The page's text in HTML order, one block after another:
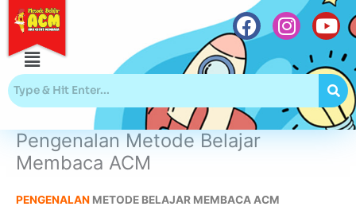
Skip
content
F
a
e
b
o
k
I
n
t
a
Y
o
u
t
u
Menu
Pengenalan Metode Belajar
Membaca ACM
PENGENALAN METODE BELAJAR MEMBACA ACM